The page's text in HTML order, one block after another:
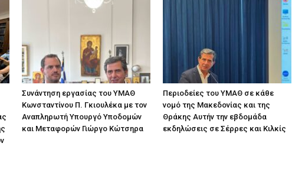
Συνάντηση εργασίας του ΥΜΑΘ
Κωνσταντίνου Π. Γκιουλέκα με τον
Αναπληρωτή Υπουργό Υποδομών
και Μεταφορών Γιώργο Κώτσηρα
Περιοδείες του ΥΜΑΘ σε κάθε
νομό της Μακεδονίας και της
Θράκης Αυτήν την εβδομάδα
εκδηλώσεις σε Σέρρες και Κιλκίς